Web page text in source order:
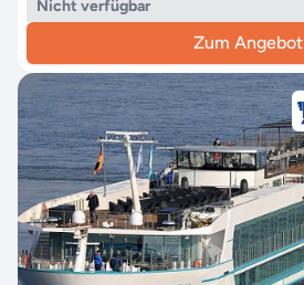
Nicht verfügbar
Zum Angebot